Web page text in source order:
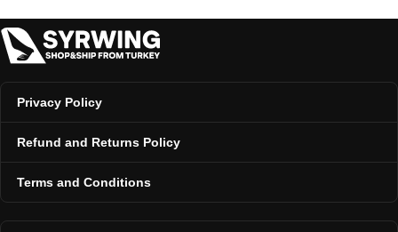
Privacy Policy
Refund and Returns Policy
Terms and Conditions